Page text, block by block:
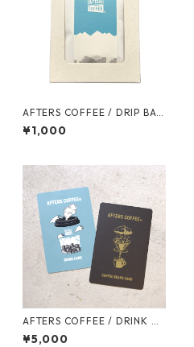
AFTERS COFFEE / DRIP BAG
SET (5個セット)
¥1,000
AFTERS COFFEE / DRINK CA
RD
¥5,000